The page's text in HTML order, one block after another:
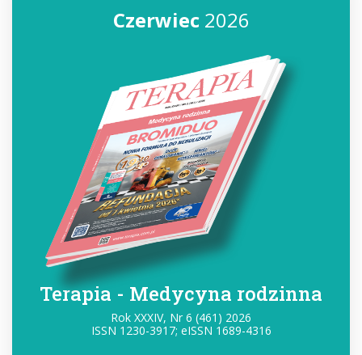
Czerwiec2026
Terapia - Medycyna rodzinna
Rok XXXIV, Nr 6 (461) 2026
ISSN 1230-3917; eISSN 1689-4316